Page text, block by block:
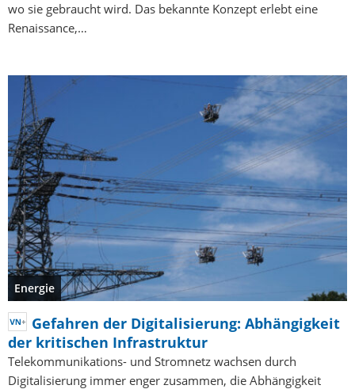
wo sie gebraucht wird. Das bekannte Konzept erlebt eine
Renaissance,…
Energie
Gefahren der Digitalisierung: Abhängigkeit
der kritischen Infrastruktur
Telekommunikations- und Stromnetz wachsen durch
Digitalisierung immer enger zusammen, die Abhängigkeit